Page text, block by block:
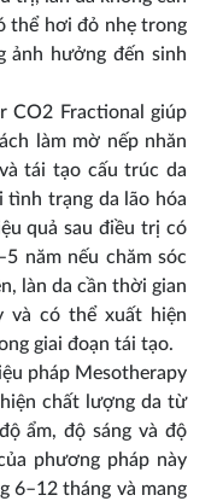
thể hơi đỏ nhẹ trong
ảnh hưởng đến sinh
CO2 Fractional giúp
làm mờ nếp nhăn
tái tạo cấu trúc da
trạng da lão hóa
quả sau điều trị có
năm nếu chăm sóc
làn da cần thời gian
và có thể xuất hiện
giai đoạn tái tạo.
pháp Mesotherapy
chất lượng da từ
ẩm, độ sáng và độ
phương pháp này
6–12 tháng và mang